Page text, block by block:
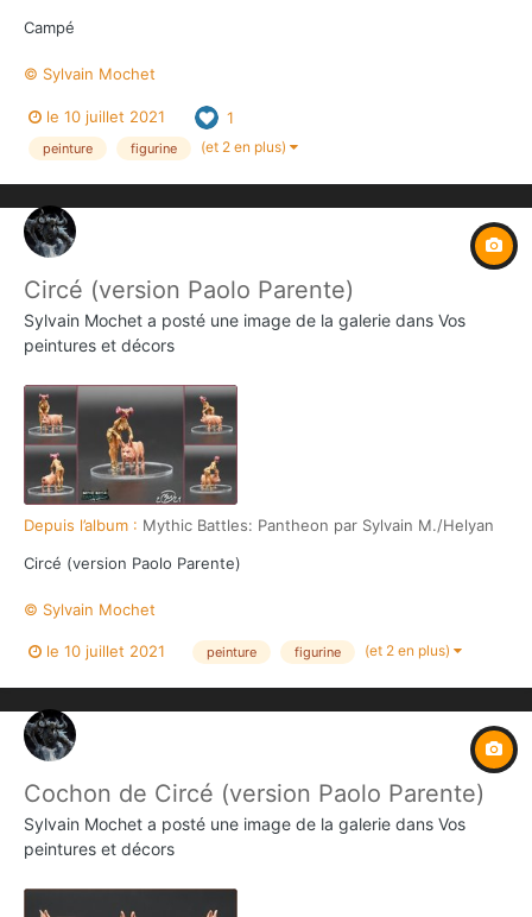
Campé
© Sylvain Mochet
le 10 juillet 2021 1
peinture figurine (et 2 en plus)
Circé (version Paolo Parente)
Sylvain Mochet a posté une image de la galerie dans Vos
peintures et décors
Depuis l’album : Mythic Battles: Pantheon par Sylvain M./Helyan
Circé (version Paolo Parente)
© Sylvain Mochet
le 10 juillet 2021 peinture figurine (et 2 en plus)
Cochon de Circé (version Paolo Parente)
Sylvain Mochet a posté une image de la galerie dans Vos
peintures et décors